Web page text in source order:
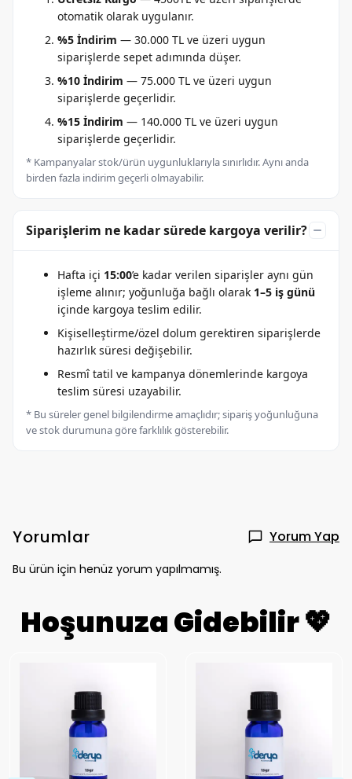
otomatik olarak uygulanır.
%5 İndirim — 30.000 TL ve üzeri uygun
siparişlerde sepet adımında düşer.
%10 İndirim — 75.000 TL ve üzeri uygun
siparişlerde geçerlidir.
%15 İndirim — 140.000 TL ve üzeri uygun
siparişlerde geçerlidir.
* Kampanyalar stok/ürün uygunluklarıyla sınırlıdır. Aynı anda
birden fazla indirim geçerli olmayabilir.
Siparişlerim ne kadar sürede kargoya verilir?
Hafta içi 15:00’e kadar verilen siparişler aynı gün
işleme alınır; yoğunluğa bağlı olarak 1–5 iş günü
içinde kargoya teslim edilir.
Kişiselleştirme/özel dolum gerektiren siparişlerde
hazırlık süresi değişebilir.
Resmî tatil ve kampanya dönemlerinde kargoya
teslim süresi uzayabilir.
* Bu süreler genel bilgilendirme amaçlıdır; sipariş yoğunluğuna
ve stok durumuna göre farklılık gösterebilir.
Yorumlar Yorum Yap
Bu ürün için henüz yorum yapılmamış.
Hoşunuza Gidebilir 💖